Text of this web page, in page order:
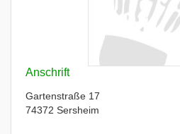
Anschrift
Gartenstraße 17
74372 Sersheim